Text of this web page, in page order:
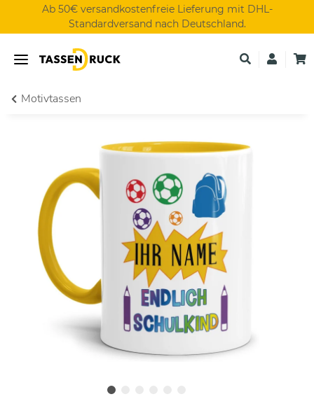
Ab 50€ versandkostenfreie Lieferung mit DHL-
Standardversand nach Deutschland.
Motivtassen